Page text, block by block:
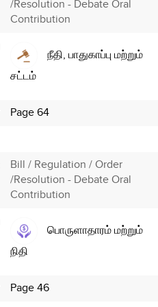
/Resolution - Debate Oral
Contribution
நீதி, பாதுகாப்பு மற்றும்
சட்டம்
Page 64
Bill / Regulation / Order
/Resolution - Debate Oral
Contribution
பொருளாதாரம் மற்றும்
நிதி
Page 46